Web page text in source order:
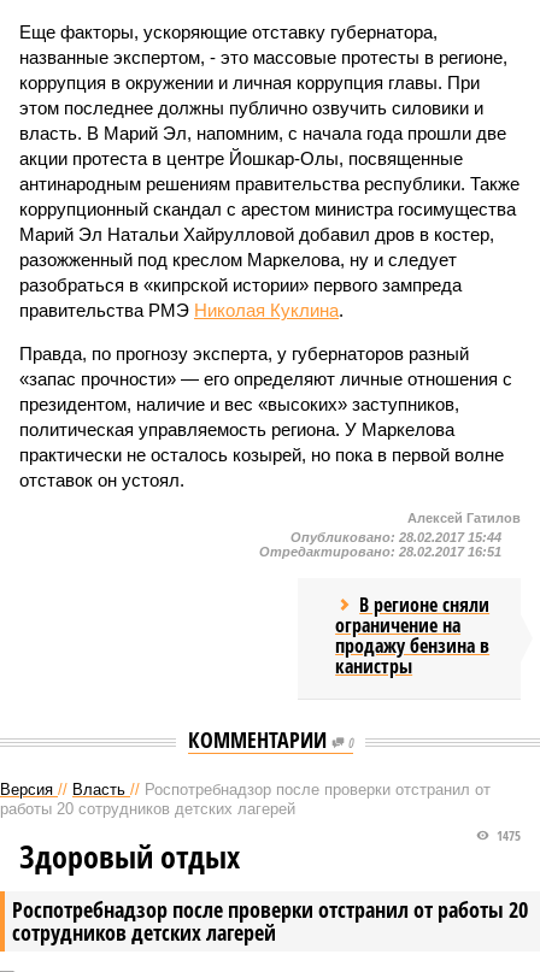
Еще факторы, ускоряющие отставку губернатора,
названные экспертом, - это массовые протесты в регионе,
коррупция в окружении и личная коррупция главы. При
этом последнее должны публично озвучить силовики и
власть. В Марий Эл, напомним, с начала года прошли две
акции протеста в центре Йошкар-Олы, посвященные
антинародным решениям правительства республики. Также
коррупционный скандал с арестом министра госимущества
Марий Эл Натальи Хайрулловой добавил дров в костер,
разожженный под креслом Маркелова, ну и следует
разобраться в «кипрской истории» первого зампреда
правительства РМЭ Николая Куклина.
Правда, по прогнозу эксперта, у губернаторов разный
«запас прочности» — его определяют личные отношения с
президентом, наличие и вес «высоких» заступников,
политическая управляемость региона. У Маркелова
практически не осталось козырей, но пока в первой волне
отставок он устоял.
Алексей Гатилов
Опубликовано: 28.02.2017 15:44
Отредактировано: 28.02.2017 16:51
В регионе сняли
ограничение на
продажу бензина в
канистры
КОММЕНТАРИИ 0
Версия // Власть // Роспотребнадзор после проверки отстранил от
работы 20 сотрудников детских лагерей
Роспотребнадзор после проверки отстранил от работы 20
сотрудников детских лагерей
1475
Здоровый отдых